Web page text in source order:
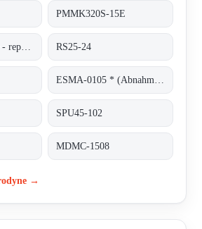
PMMK320S-15E
RS25-24
SPU45-102
MDMC-1508
→